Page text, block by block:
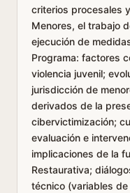
criterios procesales
Menores, el trabajo
ejecución de
Programa: factores
violencia juvenil;
jurisdicción de
derivados de la
cibervictimización;
evaluación e
implicaciones de la
Restaurativa;
técnico (variables